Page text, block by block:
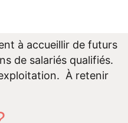
à accueillir de futurs
de salariés qualifiés.
À retenir